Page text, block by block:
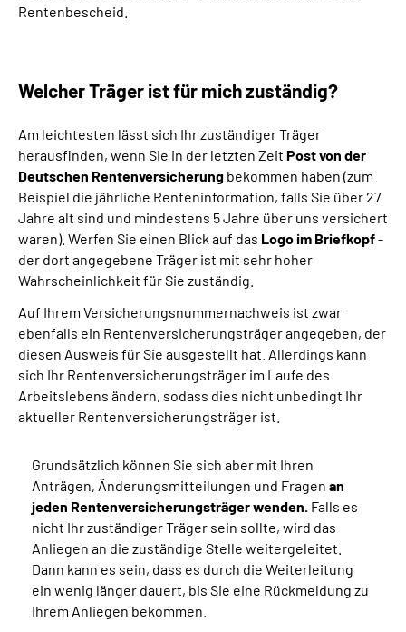
Leichte Sprache
Mein Kundenportal
Rentenbescheid.
Welcher Träger ist für mich zuständig?
Am leichtesten lässt sich Ihr zuständiger Träger
herausfinden, wenn Sie in der letzten Zeit Post von der
Deutschen Rentenversicherung bekommen haben (zum
Beispiel die jährliche Renteninformation, falls Sie über 27
Jahre alt sind und mindestens 5 Jahre über uns versichert
waren). Werfen Sie einen Blick auf das Logo im Briefkopf-
der dort angegebene Träger ist mit sehr hoher
Wahrscheinlichkeit für Sie zuständig.
Auf Ihrem Versicherungsnummernachweis ist zwar
ebenfalls ein Rentenversicherungsträger angegeben, der
diesen Ausweis für Sie ausgestellt hat. Allerdings kann
sich Ihr Rentenversicherungsträger im Laufe des
Arbeitslebens ändern, sodass dies nicht unbedingt Ihr
aktueller Rentenversicherungsträger ist.
Grundsätzlich können Sie sich aber mit Ihren
Anträgen, Änderungsmitteilungen und Fragen an
jeden Rentenversicherungsträger wenden. Falls es
nicht Ihr zuständiger Träger sein sollte, wird das
Anliegen an die zuständige Stelle weitergeleitet.
Dann kann es sein, dass es durch die Weiterleitung
ein wenig länger dauert, bis Sie eine Rückmeldung zu
Ihrem Anliegen bekommen.